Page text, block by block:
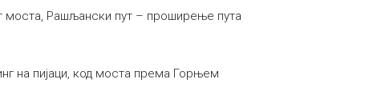
моста, Рашљански пут – проширење пута
на пијаци, код моста према Горњем